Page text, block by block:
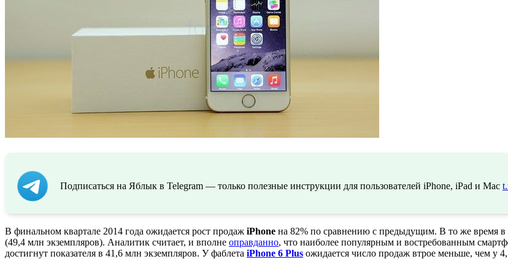
Подписаться на Яблык в Telegram — только полезные инструкции для пользователей iPhone, iPad и Mac
В финальном квартале 2014 года ожидается рост продаж iPhone на 82% по сравнению с предыдущим. В то же время в
(49,4 млн экземпляров). Аналитик считает, и вполне оправданно, что наиболее популярным и востребованным
достигнут показателя в 41,6 млн экземпляров. У фаблета iPhone 6 Plus ожидается число продаж втрое меньше, чем у